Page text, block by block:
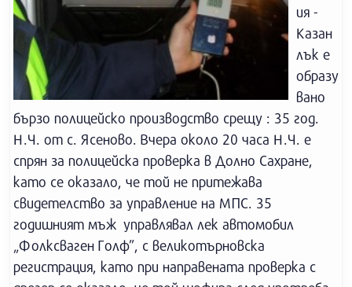
ия -
Казан
лък е
образу
вано
бързо полицейско производство срещу : 35 год.
Н.Ч. от с. Ясеново. Вчера около 20 часа Н.Ч. е
спрян за полицейска проверка в Долно Сахране,
като се оказало, че той не притежава
свидетелство за управление на МПС. 35
годишният мъж управлявал лек автомобил
„Фолксваген Голф”, с великотърновска
регистрация, като при направената проверка с